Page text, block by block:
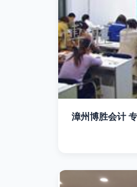
漳州博胜会计